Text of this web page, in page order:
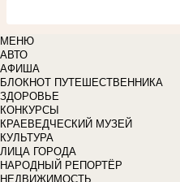
МЕНЮ
АВТО
АФИША
БЛОКНОТ ПУТЕШЕСТВЕННИКА
ЗДОРОВЬЕ
КОНКУРСЫ
КРАЕВЕДЧЕСКИЙ МУЗЕЙ
КУЛЬТУРА
ЛИЦА ГОРОДА
НАРОДНЫЙ РЕПОРТЁР
НЕДВИЖИМОСТЬ